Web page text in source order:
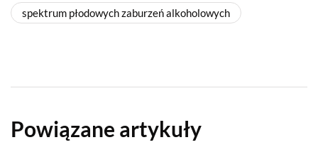
spektrum płodowych zaburzeń alkoholowych
Powiązane artykuły